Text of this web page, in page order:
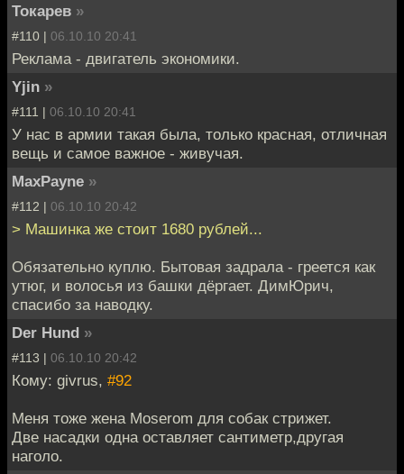
Токарев »
#110 | 06.10.10 20:41
Реклама - двигатель экономики.
Yjin »
#111 | 06.10.10 20:41
У нас в армии такая была, только красная, отличная
вещь и самое важное - живучая.
MaxPayne »
#112 | 06.10.10 20:42
> Машинка же стоит 1680 рублей...
Обязательно куплю. Бытовая задрала - греется как
утюг, и волосья из башки дёргает. ДимЮрич,
спасибо за наводку.
Der Hund »
#113 | 06.10.10 20:42
Кому: givrus, #92
Меня тоже жена Moserom для собак стрижет.
Две насадки одна оставляет сантиметр,другая
наголо.